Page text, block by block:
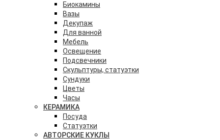
Биокамины
Вазы
Декупаж
Для ванной
Мебель
Освещение
Подсвечники
Скульптуры, статуэтки
Сундуки
Цветы
Часы
КЕРАМИКА
Посуда
Статуэтки
АВТОРСКИЕ КУКЛЫ